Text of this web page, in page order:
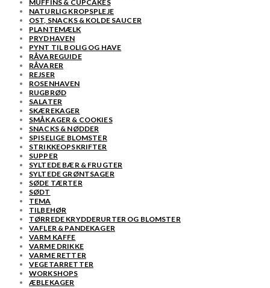
MUFFINS & CUPCAKES
NATURLIG KROPSPLEJE
OST, SNACKS & KOLDE SAUCER
PLANTEMÆLK
PRYDHAVEN
PYNT TIL BOLIG OG HAVE
RÅVAREGUIDE
RÅVARER
REJSER
ROSENHAVEN
RUGBRØD
SALATER
SKÆREKAGER
SMÅKAGER & COOKIES
SNACKS & NØDDER
SPISELIGE BLOMSTER
STRIKKEOPSKRIFTER
SUPPER
SYLTEDE BÆR & FRUGTER
SYLTEDE GRØNTSAGER
SØDE TÆRTER
SØDT
TEMA
TILBEHØR
TØRREDE KRYDDERURTER OG BLOMSTER
VAFLER & PANDEKAGER
VARM KAFFE
VARME DRIKKE
VARME RETTER
VEGETARRETTER
WORKSHOPS
ÆBLEKAGER